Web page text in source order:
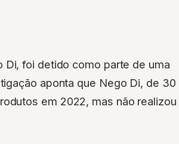
Di, foi detido como parte de uma
aponta que Nego Di, de 30
em 2022, mas não realizou